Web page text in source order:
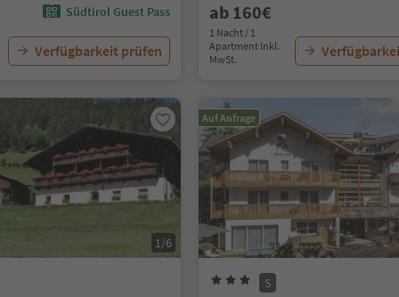
Südtirol Guest Pass
Verfügbarkeit prüfen
ab 160€
1 Nacht / 1
Apartment Inkl.
MwSt.
1/6
Auf Anfrage
S